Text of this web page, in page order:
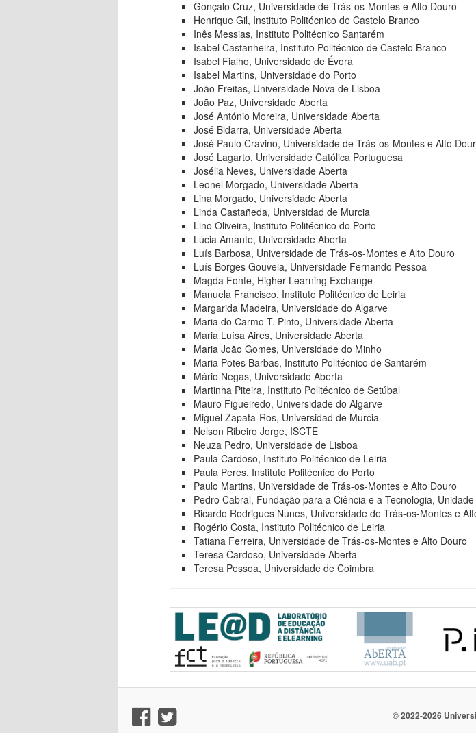
Gonçalo Cruz, Universidade de Trás-os-Montes e Alto Douro
Henrique Gil, Instituto Politécnico de Castelo Branco
Inês Messias, Instituto Politécnico Santarém
Isabel Castanheira, Instituto Politécnico de Castelo Branco
Isabel Fialho, Universidade de Évora
Isabel Martins, Universidade do Porto
João Freitas, Universidade Nova de Lisboa
João Paz, Universidade Aberta
José António Moreira, Universidade Aberta
José Bidarra, Universidade Aberta
José Paulo Cravino, Universidade de Trás-os-Montes e Alto
José Lagarto, Universidade Católica Portuguesa
Josélia Neves, Universidade Aberta
Leonel Morgado, Universidade Aberta
Lina Morgado, Universidade Aberta
Linda Castañeda, Universidad de Murcia
Lino Oliveira, Instituto Politécnico do Porto
Lúcia Amante, Universidade Aberta
Luís Barbosa, Universidade de Trás-os-Montes e Alto Douro
Luís Borges Gouveia, Universidade Fernando Pessoa
Magda Fonte, Higher Learning Exchange
Manuela Francisco, Instituto Politécnico de Leiria
Margarida Madeira, Universidade do Algarve
Maria do Carmo T. Pinto, Universidade Aberta
Maria Luísa Aires, Universidade Aberta
Maria João Gomes, Universidade do Minho
Maria Potes Barbas, Instituto Politécnico de Santarém
Mário Negas, Universidade Aberta
Martinha Piteira, Instituto Politécnico de Setúbal
Mauro Figueiredo, Universidade do Algarve
Miguel Zapata-Ros, Universidad de Murcia
Nelson Ribeiro Jorge, ISCTE
Neuza Pedro, Universidade de Lisboa
Paula Cardoso, Instituto Politécnico de Leiria
Paula Peres, Instituto Politécnico do Porto
Paulo Martins, Universidade de Trás-os-Montes e Alto Douro
Pedro Cabral, Fundação para a Ciência e a Tecnologia, Unidade
Ricardo Rodrigues Nunes, Universidade de Trás-os-Montes e
Rogério Costa, Instituto Politécnico de Leiria
Tatiana Ferreira, Universidade de Trás-os-Montes e Alto Douro
Teresa Cardoso, Universidade Aberta
Teresa Pessoa, Universidade de Coimbra
© 2022-2026